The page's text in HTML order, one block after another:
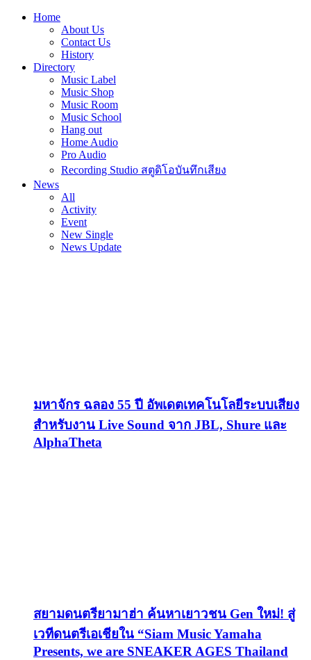
Home
About Us
Contact Us
History
Directory
Music Label
Music Shop
Music Room
Music School
Hang out
Home Audio
Pro Audio
Recording Studio สตูดิโอบันทึกเสียง
News
All
Activity
Event
New Single
News Update
มหาจักร ฉลอง 55 ปี อัพเดตเทคโนโลยีระบบเสียง
สำหรับงาน Live Sound จาก JBL, Shure และ
AlphaTheta
สยามดนตรียามาฮ่า ค้นหาเยาวชน Gen ใหม่! สู่
เวทีดนตรีเอเชียใน “Siam Music Yamaha
Presents, we are SNEAKER AGES Thailand